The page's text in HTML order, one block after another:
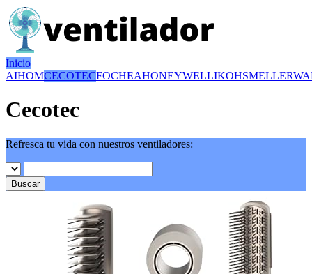
Inicio
AIHOMCECOTECFOCHEAHONEYWELLIKOHS
Cecotec
Refresca tu vida con nuestros ventiladores:
Buscar